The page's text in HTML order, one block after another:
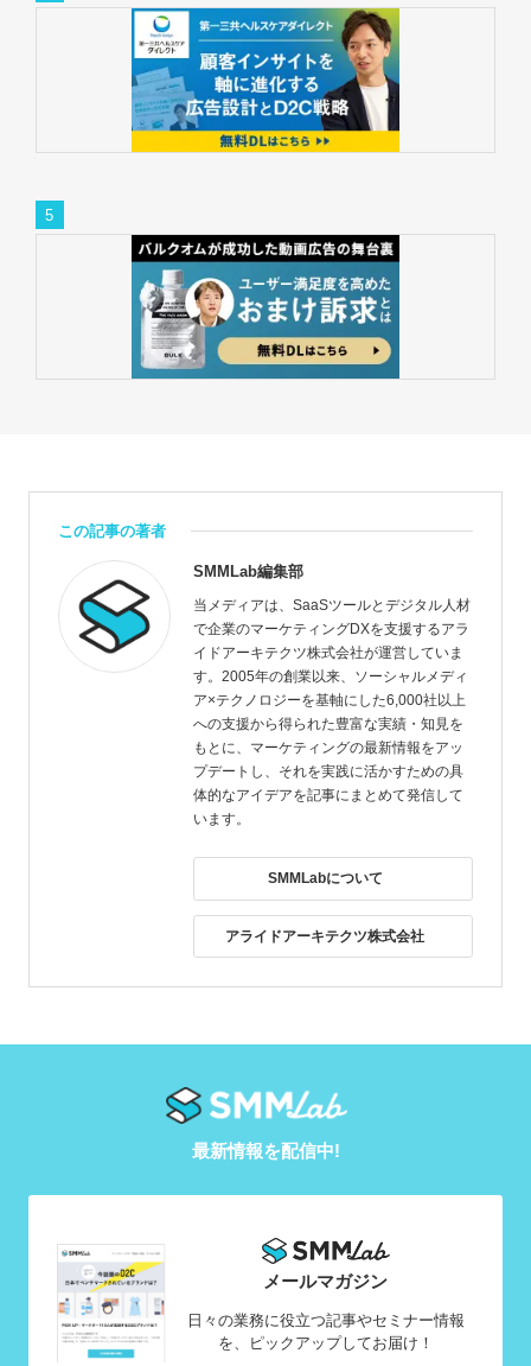
この記事の著者
SMMLab編集部
当メディアは、SaaSツールとデジタル人材
で企業のマーケティングDXを支援するアラ
イドアーキテクツ株式会社が運営していま
す。2005年の創業以来、ソーシャルメディ
ア×テクノロジーを基軸にした6,000社以上
への支援から得られた豊富な実績・知見を
もとに、マーケティングの最新情報をアッ
プデートし、それを実践に活かすための具
体的なアイデアを記事にまとめて発信して
います。
SMMLabについて
アライドアーキテクツ株式会社
最新情報を配信中!
メールマガジン
日々の業務に役立つ記事やセミナー情報
を、ピックアップしてお届け！